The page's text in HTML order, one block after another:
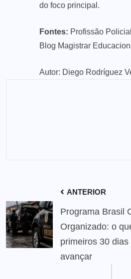
do foco principal.
Fontes: Profissão Policial
Blog Magistrar
Autor: Diego Rodríguez
ANTERIOR
Programa Brasil
Organizado: o
primeiros 30
avançar